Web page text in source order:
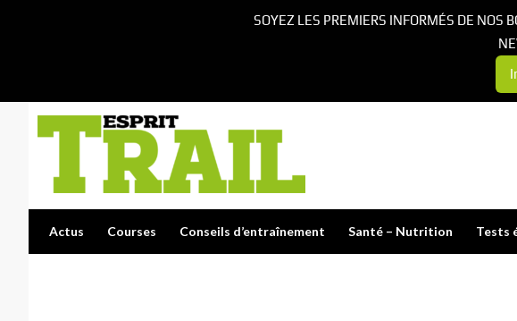
Actus Courses Conseils d’entraînement Santé – Nutrition Tests
SOYEZ LES PREMIERS INFORMÉS DE NOS